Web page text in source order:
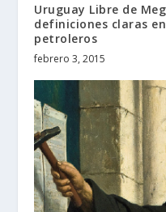
Uruguay Libre de
definiciones claras
petroleros
febrero 3, 2015